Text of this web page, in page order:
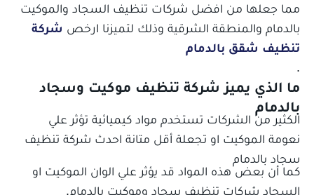
مما جعلها من افضل شركات تنظيف السجاد والموكيت
بالدمام والمنطقة الشرقية وذلك لتميزنا ارخص شركة
تنظيف شقق بالدمام
.
ما الذي يميز شركة تنظيف موكيت وسجاد
بالدمام
الكثير من الشركات تستخدم مواد كيميائية تؤثر علي
نعومة الموكيت او تجعلة أقل متانة احدث شركة تنظيف
سجاد بالدمام
كما أن بعض هذه المواد قد يؤثر علي الوان الموكيت او
السجاد شركات تنظيف سجاد وموكيت بالدمام.